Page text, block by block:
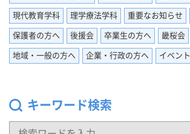
現代教育学科 理学療法学科 重要なお知らせ
保護者の方へ 後援会 卒業生の方へ 畿桜会
地域・一般の方へ 企業・行政の方へ イベント
キーワード検索